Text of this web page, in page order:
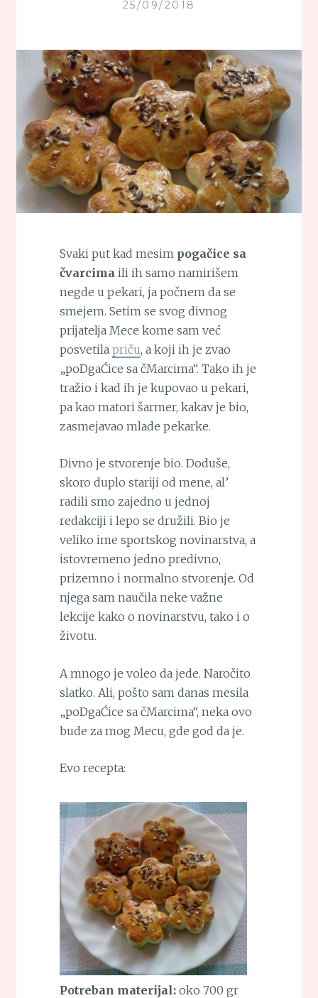
25/09/2018
Svaki put kad mesim pogačice sa
čvarcima ili ih samo namirišem
negde u pekari, ja počnem da se
smejem. Setim se svog divnog
prijatelja Mece kome sam već
posvetila priču, a koji ih je zvao
„poDgaĆice sa čMarcima“. Tako ih je
tražio i kad ih je kupovao u pekari,
pa kao matori šarmer, kakav je bio,
zasmejavao mlade pekarke.
Divno je stvorenje bio. Doduše,
skoro duplo stariji od mene, al’
radili smo zajedno u jednoj
redakciji i lepo se družili. Bio je
veliko ime sportskog novinarstva, a
istovremeno jedno predivno,
prizemno i normalno stvorenje. Od
njega sam naučila neke važne
lekcije kako o novinarstvu, tako i o
životu.
A mnogo je voleo da jede. Naročito
slatko. Ali, pošto sam danas mesila
„poDgaĆice sa čMarcima“, neka ovo
bude za mog Mecu, gde god da je.
Evo recepta:
Potreban materijal:oko 700 gr